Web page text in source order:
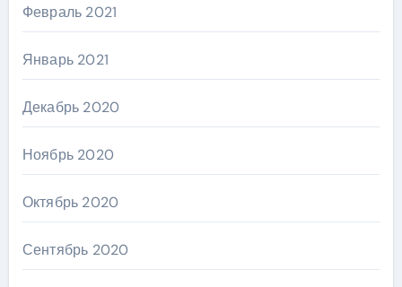
Февраль 2021
Январь 2021
Декабрь 2020
Ноябрь 2020
Октябрь 2020
Сентябрь 2020